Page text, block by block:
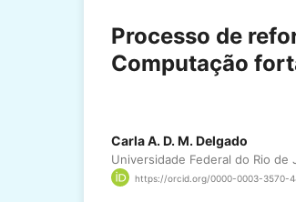
Processo de
Computação
Carla A. D. M. Delgado
Universidade Federal do Rio
https://orcid.org/0000-0003-3570-